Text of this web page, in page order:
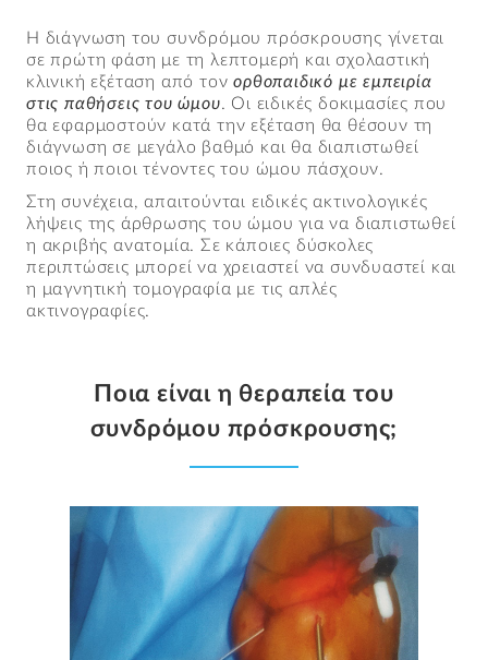
Η διάγνωση του συνδρόμου πρόσκρουσης γίνεται
σε πρώτη φάση με τη λεπτομερή και σχολαστική
κλινική εξέταση από τονορθοπαιδικό με εμπειρία
στις παθήσεις του ώμου. Οι ειδικές δοκιμασίες που
θα εφαρμοστούν κατά την εξέταση θα θέσουν τη
διάγνωση σε μεγάλο βαθμό και θα διαπιστωθεί
ποιος ή ποιοι τένοντες του ώμου πάσχουν.
Στη συνέχεια, απαιτούνται ειδικές ακτινολογικές
λήψεις της άρθρωσης του ώμου για να διαπιστωθεί
η ακριβής ανατομία. Σε κάποιες δύσκολες
περιπτώσεις μπορεί να χρειαστεί να συνδυαστεί και
η μαγνητική τομογραφία με τις απλές
ακτινογραφίες.
Ποια είναι η θεραπεία του
συνδρόμου πρόσκρουσης;